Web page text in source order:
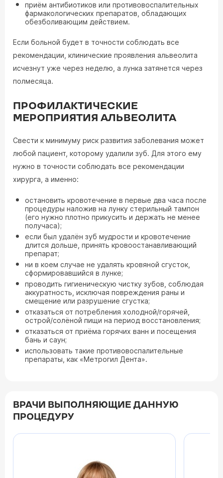
приём антибиотиков или противовоспалительных
фармакологических препаратов, обладающих
обезболивающим действием.
Если больной будет в точности соблюдать все
рекомендации, клинические проявления альвеолита
исчезнут уже через неделю, а лунка затянется через
полмесяца.
ПРОФИЛАКТИЧЕСКИЕ
МЕРОПРИЯТИЯ АЛЬВЕОЛИТА
Свести к минимуму риск развития заболевания может
любой пациент, которому удалили зуб. Для этого ему
нужно в точности соблюдать все рекомендации
хирурга, а именно:
остановить кровотечение в первые два часа после
процедуры наложив на лунку стерильный тампон
(его нужно плотно прикусить и держать не менее
получаса);
если был удалён зуб мудрости и кровотечение
длится дольше, принять кровоостанавливающий
препарат;
ни в коем случае не удалять кровяной сгусток,
сформировавшийся в лунке;
проводить гигиеническую чистку зубов, соблюдая
аккуратность, исключая повреждения раны и
смещение или разрушение сгустка;
отказаться от потребления холодной/горячей,
острой/солёной пищи на период восстановления;
отказаться от приёма горячих ванн и посещения
бань и саун;
использовать такие противовоспалительные
препараты, как «Метрогил Дента».
ВРАЧИ ВЫПОЛНЯЮЩИЕ ДАННУЮ
ПРОЦЕДУРУ